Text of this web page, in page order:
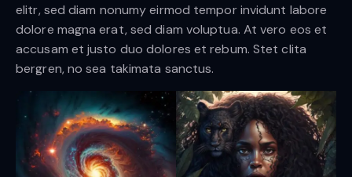
elitr, sed diam nonumy eirmod tempor invidunt labore
dolore magna erat, sed diam voluptua. At vero eos et
accusam et justo duo dolores et rebum. Stet clita
bergren, no sea takimata sanctus.